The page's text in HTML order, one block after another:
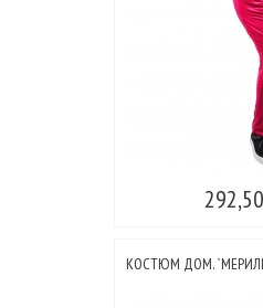
292,50
КОСТЮМ ДОМ.